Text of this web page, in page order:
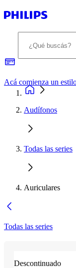
Audífonos
Todas las series
Auriculares
Todas las series
Descontinuado